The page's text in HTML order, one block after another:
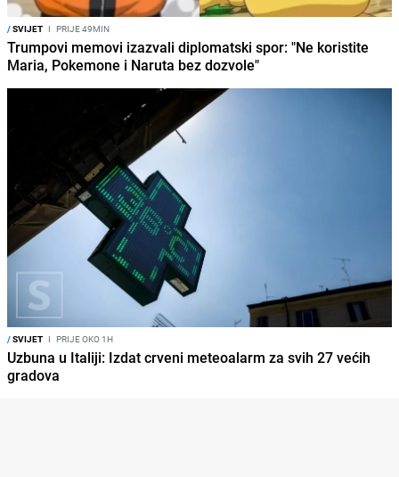
/SVIJET I PRIJE 49MIN
Trumpovi memovi izazvali diplomatski spor: "Ne koristite
Maria, Pokemone i Naruta bez dozvole"
/SVIJET I PRIJE OKO 1H
Uzbuna u Italiji: Izdat crveni meteoalarm za svih 27 većih
gradova